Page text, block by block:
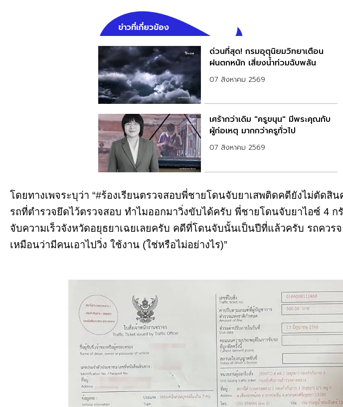
ข่าวที่เกี่ยวข้อง
ด่วนที่สุด! กรมอุตุนิยมวิทยาเตือน
ฝนตกหนัก เสี่ยงน้ำท่วมฉับพลัน
07 สิงหาคม 2569
เศร้ากว่าเดิม "ครูขนุน" มีพระคุณกับ
ผู้ก่อเหตุ มากกว่าครูทั่วไป
07 สิงหาคม 2569
โดยทางเพจระบุว่า “#ร้องเรียนตรวจสอบพี่ชายโดนจับยาเสพติดคดียังไม่ตัดสิ
รถที่ตำรวจยึดไว้ตรวจสอบ ทำไมออกมาวิ่งขับได้ครับ พี่ชายโดนจับยาไอซ์ 4 ก
จับความเร็วจังหวัดอยุธยาเฉยเลยครับ คดีที่โดนจับนั้นเป็นปีที่แล้วครับ รถควร
เหมือนว่ามีคนเอาไปวิ่ง ใช้งาน (ใช่หรือไม่อย่างไร)”